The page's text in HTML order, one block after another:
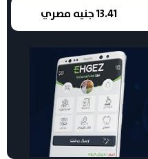
13.41 جنيه مصري